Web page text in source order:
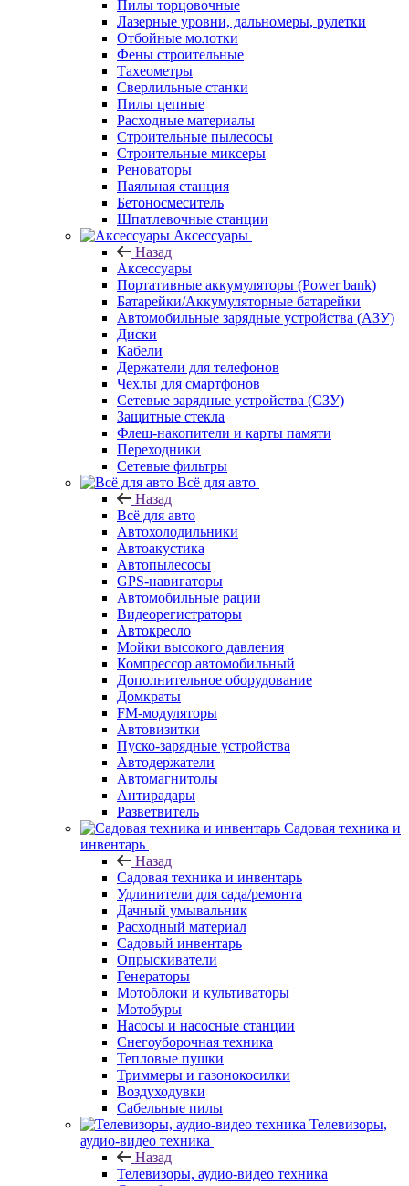
Пилы торцовочные
Лазерные уровни, дальномеры, рулетки
Отбойные молотки
Фены строительные
Тахеометры
Сверлильные станки
Пилы цепные
Расходные материалы
Строительные пылесосы
Строительные миксеры
Реноваторы
Паяльная станция
Бетоносмеситель
Шпатлевочные станции
Аксессуары
Назад
Аксессуары
Портативные аккумуляторы (Power bank)
Батарейки/Аккумуляторные батарейки
Автомобильные зарядные устройства (АЗУ)
Диски
Кабели
Держатели для телефонов
Чехлы для смартфонов
Сетевые зарядные устройства (СЗУ)
Защитные стекла
Флеш-накопители и карты памяти
Переходники
Сетевые фильтры
Всё для авто
Назад
Всё для авто
Автохолодильники
Автоакустика
Автопылесосы
GPS-навигаторы
Автомобильные рации
Видеорегистраторы
Автокресло
Мойки высокого давления
Компрессор автомобильный
Дополнительное оборудование
Домкраты
FM-модуляторы
Автовизитки
Пуско-зарядные устройства
Автодержатели
Автомагнитолы
Антирадары
Разветвитель
Садовая техника и
инвентарь
Назад
Садовая техника и инвентарь
Удлинители для сада/ремонта
Дачный умывальник
Расходный материал
Садовый инвентарь
Опрыскиватели
Генераторы
Мотоблоки и культиваторы
Мотобуры
Насосы и насосные станции
Снегоуборочная техника
Тепловые пушки
Триммеры и газонокосилки
Воздуходувки
Сабельные пилы
Телевизоры,
аудио-видео техника
Назад
Телевизоры, аудио-видео техника